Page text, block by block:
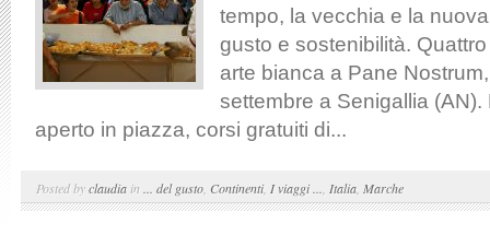
tempo, la vecchia e la
gusto e sostenibilità.
arte bianca a Pane
settembre a Senigallia (AN).
aperto in piazza, corsi gratuiti di...
Posted byclaudia in ... del gusto Continenti, I viaggi ... Italia Marche